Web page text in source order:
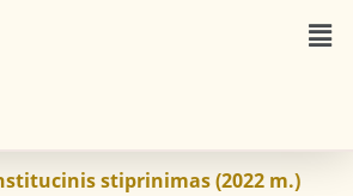
stiprinimas (2022 m.)